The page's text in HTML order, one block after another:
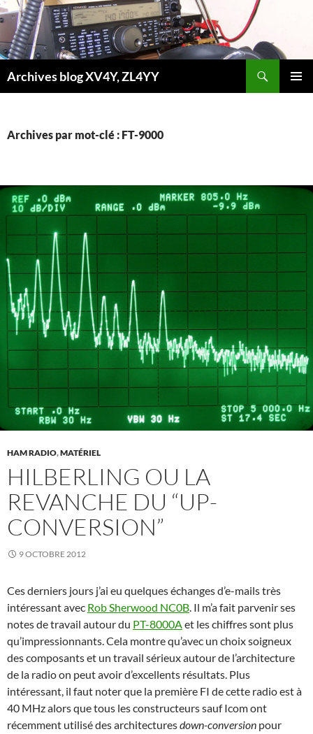
Aller
au
contenu
Archives blog XV4Y, ZL4YY
Archives par mot-clé : FT-9000
HAM RADIO,MATÉRIEL
HILBERLING OU LA
REVANCHE DU “UP-
CONVERSION”
9 OCTOBRE 2012
Ces derniers jours j’ai eu quelques échanges d’e-mails très
intéressant avec Rob Sherwood NC0B. Il m’a fait parvenir ses
notes de travail autour du PT-8000Aet les chiffres sont plus
qu’impressionnants. Cela montre qu’avec un choix soigneux
des composants et un travail sérieux autour de l’architecture
de la radio on peut avoir d’excellents résultats. Plus
intéressant, il faut noter que la première FI de cette radio est à
40 MHz alors que tous les constructeurs sauf Icom ont
récemment utilisé des architecturesdown-conversion pour